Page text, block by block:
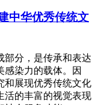
中华优秀传统文
部分，是传承和表达
感染力的载体。因
和展现优秀传统文化
活的丰富的视觉表现